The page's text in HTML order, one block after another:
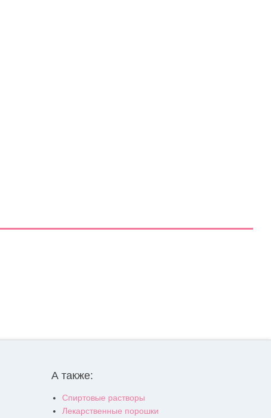
А также:
Спиртовые растворы
Лекарственные порошки